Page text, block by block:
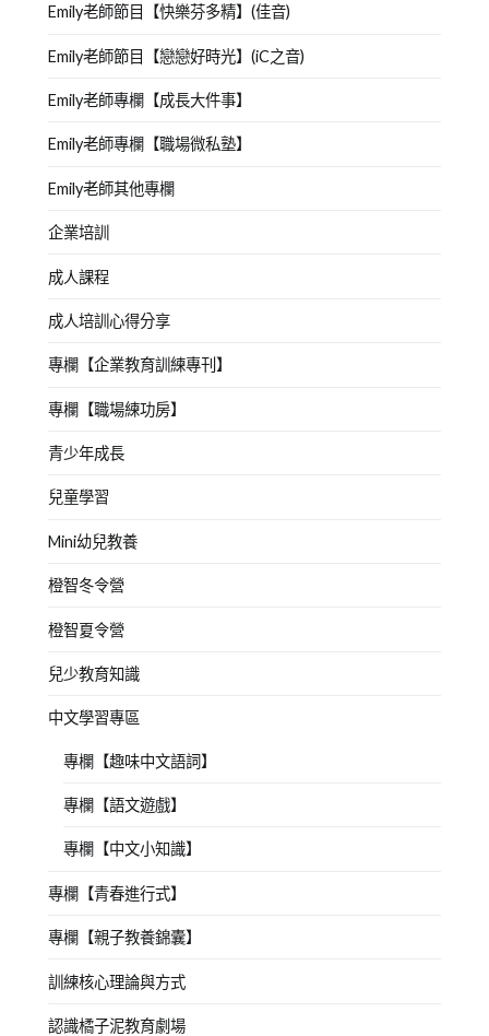
Emily老師節目【快樂芬多精】(佳音)
Emily老師節目【戀戀好時光】(iC之音)
Emily老師專欄【成長大件事】
Emily老師專欄【職場微私塾】
Emily老師其他專欄
企業培訓
成人課程
成人培訓心得分享
專欄【企業教育訓練專刊】
專欄【職場練功房】
青少年成長
兒童學習
Mini幼兒教養
橙智冬令營
橙智夏令營
兒少教育知識
中文學習專區
專欄【趣味中文語詞】
專欄【語文遊戲】
專欄【中文小知識】
專欄【青春進行式】
專欄【親子教養錦囊】
訓練核心理論與方式
認識橘子泥教育劇場